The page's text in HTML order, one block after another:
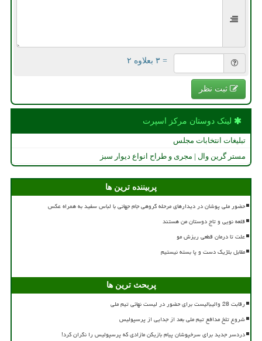
= ۳ بعلاوه ۲
ثبت نظر
لینک دوستان مركز اسپرت
تبلیغات انتخابات مجلس
مستر گرین وال | مجری و طراح انواع دیوار سبز
پربیننده ترین ها
حضور ملی پوشان در دیدارهای مرحله گروهی جام جهانی با لباس سفید به همراه عکس
قلعه نویی و تاج دوستان من هستند
علت تا درمان قطعی ریزش مو
مقابل بلژیک دست و پا بسته نیستیم
پربحث ترین ها
رقابت 28 والیبالیست برای حضور در لیست نهائی تیم ملی
شروع تلخ مدافع تیم ملی بعد از جدایی از پرسپولیس
دردسر جدید برای سرخپوشان پیام بازیکن مازادی که پرسپولیس را نگران کرد!